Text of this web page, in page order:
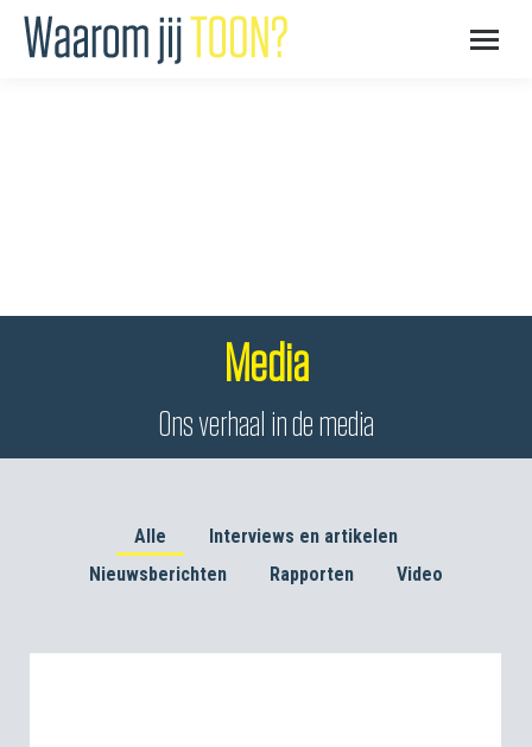
Media
Ons verhaal in de media
Alle
Interviews en artikelen
Nieuwsberichten
Rapporten Video